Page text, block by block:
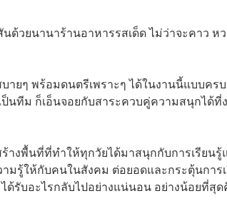
วยนานาร้านอาหารรสเด็ด ไม่ว่าจะคาว ห
ยๆ พร้อมดนตรีเพราะๆ ได้ในงานนี้แบบคร
ทีม ก็เอ็นจอยกับสาระควบคู่ความสนุกได้ที่ง
พื้นที่ที่ทำให้ทุกวัยได้มาสนุกกับการเรียนรู้
รู้ให้กับคนในสังคม ต่อยอดและกระตุ้นการ
ด้รับอะไรกลับไปอย่างแน่นอน อย่างน้อยที่สุ